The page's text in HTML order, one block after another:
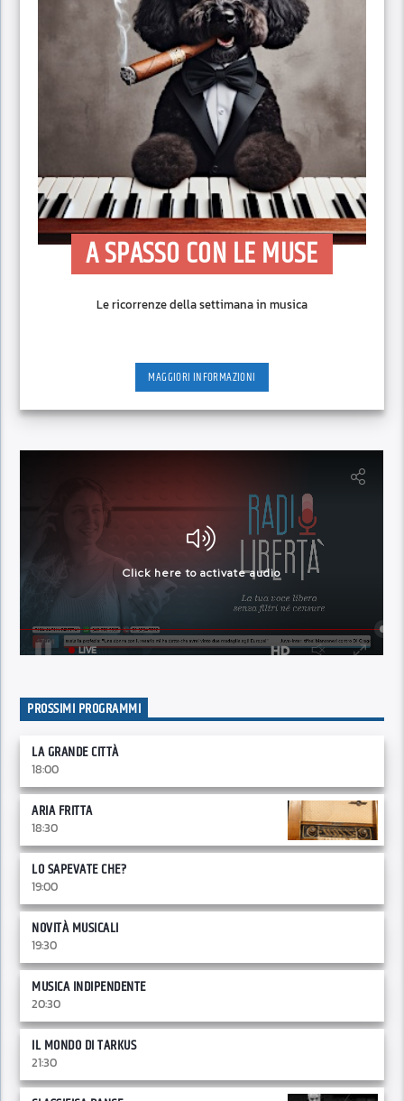
A SPASSO CON LE MUSE
Le ricorrenze della settimana in musica
MAGGIORI INFORMAZIONI
PROSSIMI PROGRAMMI
LA GRANDE CITTÀ
18:00
ARIA FRITTA
18:30
LO SAPEVATE CHE?
19:00
NOVITÀ MUSICALI
19:30
MUSICA INDIPENDENTE
20:30
IL MONDO DI TARKUS
21:30